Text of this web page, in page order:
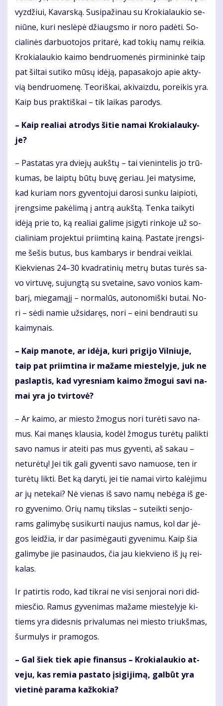
vyz­džiui, Ka­vars­ką. Su­si­pa­ži­nau su Kro­kia­lau­kio se­
niū­ne, ku­ri ne­slė­pė džiaugs­mo ir no­ro pa­dė­ti. So­
cia­li­nės dar­buo­to­jos pri­ta­rė, kad to­kių na­mų rei­kia.
Kro­kia­lau­kio kai­mo ben­druo­me­nės pir­mi­nin­kė taip
pat šil­tai su­ti­ko mū­sų idė­ją, pa­pa­sa­ko­jo apie ak­ty­
vią ben­druo­me­nę. Te­oriš­kai, aki­vaiz­du, po­rei­kis yra.
Kaip bus prak­tiš­kai – tik lai­kas pa­ro­dys.
– Kaip re­a­liai at­ro­dys ši­tie na­mai Kro­kia­lau­ky­
je?
– Pa­sta­tas yra dvie­jų aukš­tų – tai vie­nin­te­lis jo trū­
ku­mas, be laip­tų bū­tų bu­vę ge­riau. Jei ma­ty­si­me,
kad ku­riam nors gy­ven­to­jui da­ro­si sun­ku lai­pio­ti,
įreng­si­me pa­kė­li­mą į an­trą aukš­tą. Ten­ka tai­ky­ti
idė­ją prie to, ką re­a­liai ga­li­me įsi­gy­ti rin­ko­je už so­
cia­li­niam pro­jek­tui pri­im­ti­ną kai­ną. Pa­sta­te įreng­si­
me še­šis bu­tus, bus kam­ba­rys ir ben­drai veik­lai.
Kiek­vie­nas 24–30 kvad­ra­ti­nių met­rų bu­tas tu­rės sa­
vo vir­tu­vę, su­jung­tą su sve­tai­ne, sa­vo vo­nios kam­
ba­rį, mie­ga­mą­jį – nor­ma­lūs, au­to­no­miš­ki bu­tai. No­
ri – sė­di na­mie už­si­da­ręs, no­ri – ei­ni ben­drau­ti su
kai­my­nais.
– Kaip ma­no­te, ar idė­ja, ku­ri pri­gi­jo Vil­niu­je,
taip pat pri­im­ti­na ir ma­ža­me mies­te­ly­je, juk ne
pa­slap­tis, kad vy­res­niam kai­mo žmo­gui sa­vi na­
mai yra jo tvir­to­vė?
– Ar kai­mo, ar mies­to žmo­gus no­ri tu­rė­ti sa­vo na­
mus. Kai ma­nęs klau­sia, ko­dėl žmo­gus tu­rė­tų pa­lik­ti
sa­vo na­mus ir at­ei­ti pas mus gy­ven­ti, aš sa­kau –
ne­tu­rė­tų! Jei tik ga­li gy­ven­ti sa­vo na­muo­se, ten ir
tu­rė­tų lik­ti. Bet ką da­ry­ti, jei tie na­mai vir­to ka­lė­ji­mu
ar jų ne­te­kai? Nė vie­nas iš sa­vo na­mų ne­bė­ga iš ge­
ro gy­ve­ni­mo. Orių na­mų tiks­las – su­teik­ti sen­jo­
rams ga­li­my­bę su­si­kur­ti nau­jus na­mus, kol dar jė­
gos lei­džia, ir dar pa­si­mė­gau­ti gy­ve­ni­mu. Kaip šia
ga­li­my­be jie pa­si­nau­dos, čia jau kiek­vie­no iš jų rei­
ka­las.
Ir pa­tir­tis ro­do, kad tik­rai ne vi­si sen­jo­rai no­ri did­
mies­čio. Ra­mus gy­ve­ni­mas ma­ža­me mies­te­ly­je ki­
tiems yra di­des­nis pri­va­lu­mas nei mies­to triukš­mas,
šur­mu­lys ir pra­mo­gos.
– Gal šiek tiek apie fi­nan­sus – Kro­kia­lau­kio at­
ve­ju, kas re­mia pa­sta­to įsi­gi­ji­mą, gal­būt yra
vie­ti­nė pa­ra­ma kaž­ko­kia?